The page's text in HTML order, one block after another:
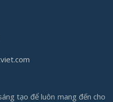
tạo để luôn mang đến cho